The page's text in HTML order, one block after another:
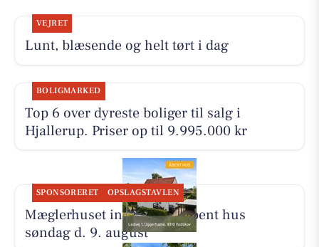
VEJRET
Lunt, blæsende og helt tørt i dag
BOLIGMARKED
Top 6 over dyreste boliger til salg i
Hjallerup. Priser op til 9.995.000 kr
SPONSORERET OPSLAGSTAVLEN
Mæglerhuset inviterer til åbent hus
søndag d. 9. august